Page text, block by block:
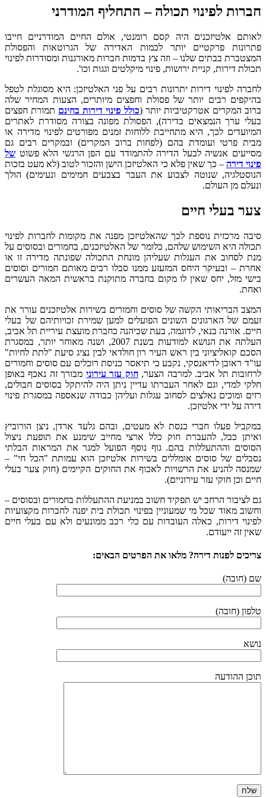
חברות לפינוי תכולה – התחליף המודרני
לאותם אלטיזכנים היה קסם רומנטי, אולם החיים המודרניים חייבו
פתרונות פרקטיים יותר לכמות האדירה של הגרוטאות והפסולת
המצטברת בבתים שלנו – וזה צץ בדמות חברות מאורגנות ומסודרות לפינוי
תכולת דירות, קניית ירושות, פינוי מיקלטים וגגות וכו'.
לחברה לפינוי דירות יתרונות רבים על פני האלטיזכן: היא מסוגלת לטפל
בהיקפים רבים יותר של פסולת וחפצים מיותרים, הצעות המחיר שלה
ברוב המקרים אטרקטיביות יותר (כולל פינוי דירות בחינם תמורת חפצים
בעלי ערך הנמצאים בדירה), הפסולת מפונה בצורה מסודרת לאתרים
המיועדים לכך, היא מתחייבת ללוחות זמנים מפורטים לפינוי מדירה או
מבית פרטי ועומדת בהם (לפחות ברוב המקרים) ובמקרים רבים גם
מסייעים אנשיה לבעל הדירה להתמודד עם הפן הרגשי הלא פשוט של
פינוי דירה – כך שאין פלא כי האלטיזכן הישן והזכור לטוב (לא מעט בזכות
הנוסטלגיה, שנוטה לצבוע את העבר בצבעים חמימים ונעימים) הולך
ונעלם מן העולם.
צער בעלי חיים
סיבה מרכזית נוספת לכך שהאלטיזכן מפנה את מקומות לחברות לפינוי
תכולה היא השימוש שלהם, כלומר של האלטיזכנים, בחמורים ובסוסים על
מנת לסחוב את העגלות שעליהן מונחת התכולה שפונתה מדירה זו או
אחרת – ובעיקר היחס המזעזע ממנו סבלו רבים מאותם חמורים וסוסים
בישי מזל, יחס שאין לו מקום בחברה מתוקנת בראשית המאה העשרים
ואחת.
המצב הבריאותי הקשה של סוסים וחמורים בשירות אלטיזכנים עורר את
זעמם של הארגונים השונים הפועלים למען שמירת זכויותיהם של בעלי
חיים. אורנה בנאי, לדוגמה, בעת שכיהנה כחברת מועצת עיריית תל אביב,
העלתה את הנושא למודעות בשנת 2007, ושנה מאוחר יותר, במסגרת
הסכם קואליציוני בין ראש העיר רון חולדאי לבין נציג סיעת "לתת לחיות"
עו"ד ראובן לדיאנסקי, נקבע כי תיאסר כניסת רוכלים עם סוסים וחמורים
לרחובות תל אביב. למרבה הצער,חוק עזר עירוני מבורך זה נאכף באופן
חלקי למדי, וגם לאחר העברתו עדיין ניתן היה להיתקל בסוסים חבולים,
רזים ומוכים נאלצים לסחוב עגלות ועליהן כבודה שנאספה במסגרת פינוי
דירה על ידי אלטיזכן.
במקביל פעלו חברי כנסת לא מעטים, ובהם גלעד ארדן, ניצן הורוביץ
ואיתן כבל, להעברת חוק כלל ארצי מחייב שימנע את תופעת ניצול
הסוסים וההתעללות בהם. גוף נוסף הפועל למגר את המראות הבלתי
נסבלים של סוסים אומללים בשירות אלטיזכן הוא עמותת "הכל חי" –
שמנסה להניע את הרשויות לאכוף את החוקים הקיימים (חוק צער בעלי
חיים וכן חוקי עזר עירוניים).
גם לציבור הרחב יש תפקיד חשוב במניעת ההתעללות בחמורים ובסוסים –
וחשוב מאוד שכל מי שמעוניין בפינוי תכולת בית יפנה לחברות מקצועיות
לפינוי דירות, כאלה העובדות עם כלי רכב ממונעים ולא עם בעלי חיים
שאין זה ייעודם.
צריכים לפנות דירה? מלאו את הפרטים הבאים:
שם (חובה)
טלפון (חובה)
נושא
תוכן ההודעה